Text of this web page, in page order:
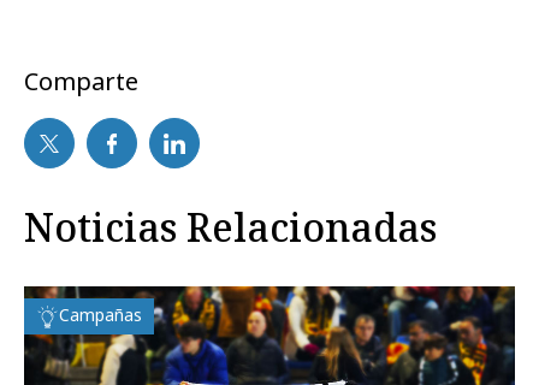
Comparte
Noticias Relacionadas
Campañas